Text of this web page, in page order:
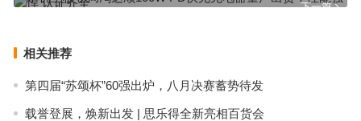
下一篇
相关推荐
第四届“苏颂杯”60强出炉，八月决赛蓄势待发
载誉登展，焕新出发 | 思乐得全新亮相百货会